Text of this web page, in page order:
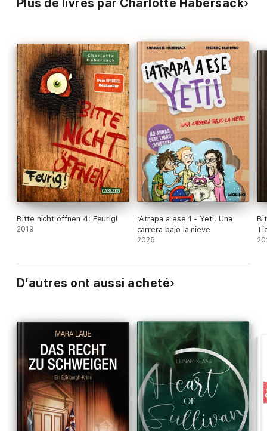
Bitte nicht öffnen 4: Feurig!
2019
¡Atrapa a ese 1 - Yeti! Una
carrera bajo la nieve
2026
D’autres ont aussi acheté